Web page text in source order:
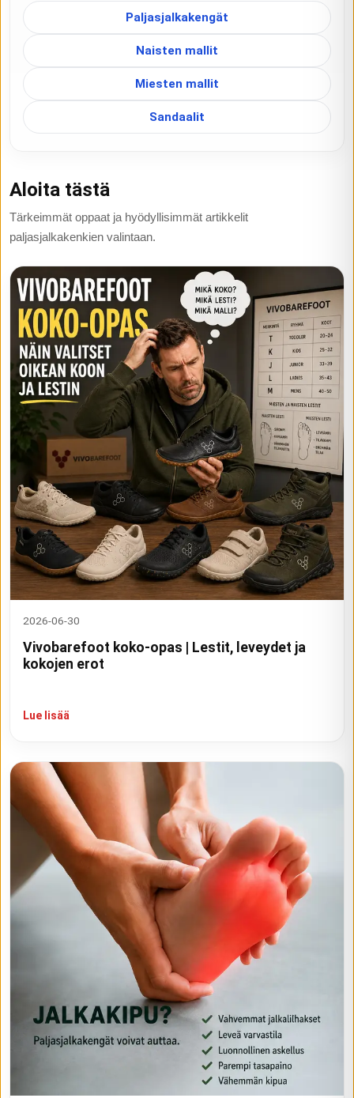
Paljasjalkakengät
Naisten mallit
Miesten mallit
Sandaalit
Aloita tästä
Tärkeimmät oppaat ja hyödyllisimmät artikkelit
paljasjalkakenkien valintaan.
2026-06-30
Vivobarefoot koko-opas | Lestit, leveydet ja
kokojen erot
Lue lisää